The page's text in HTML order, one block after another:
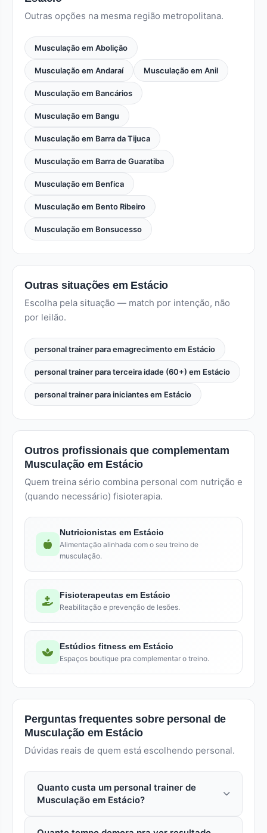
Outras opções na mesma região metropolitana.
Musculação em Abolição
Musculação em Andaraí Musculação em Anil
Musculação em Bancários
Musculação em Bangu
Musculação em Barra da Tijuca
Musculação em Barra de Guaratiba
Musculação em Benfica
Musculação em Bento Ribeiro
Musculação em Bonsucesso
Outras situações em Estácio
Escolha pela situação — match por intenção, não
por leilão.
personal trainer para emagrecimento em Estácio
personal trainer para terceira idade (60+) em Estácio
personal trainer para iniciantes em Estácio
Outros profissionais que complementam
Musculação em Estácio
Quem treina sério combina personal com nutrição e
(quando necessário) fisioterapia.
Nutricionistas em Estácio
Alimentação alinhada com o seu treino de
musculação.
Fisioterapeutas em Estácio
Reabilitação e prevenção de lesões.
Estúdios fitness em Estácio
Espaços boutique pra complementar o treino.
Perguntas frequentes sobre personal de
Musculação em Estácio
Dúvidas reais de quem está escolhendo personal.
Quanto custa um personal trainer de
Musculação em Estácio?